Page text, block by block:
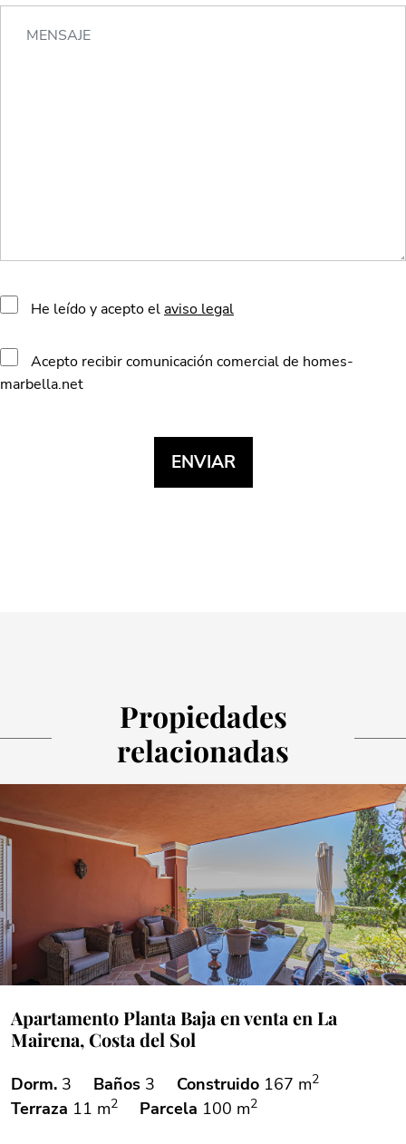
He leído y acepto elaviso legal
Acepto recibir comunicación comercial de homes-
marbella.net
Propiedades
relacionadas
Apartamento Planta Baja en venta en La
Mairena, Costa del Sol
Dorm. 3 Baños 3 Construido 167 m2
Terraza 11 m2 Parcela 100 m2